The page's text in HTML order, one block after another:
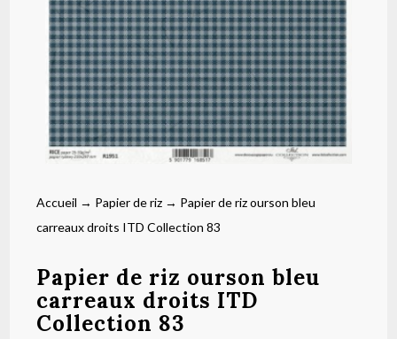
Accueil → Papier de riz → Papier de riz ourson bleu
carreaux droits ITD Collection 83
Papier de riz ourson bleu
carreaux droits ITD
Collection 83